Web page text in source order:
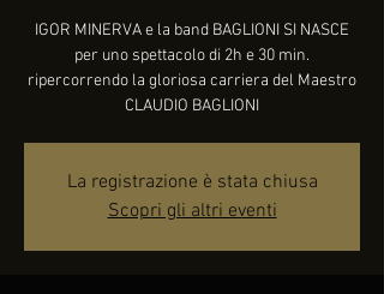
IGOR MINERVA e la band BAGLIONI SI NASCE
per uno spettacolo di 2h e 30 min.
ripercorrendo la gloriosa carriera del Maestro
CLAUDIO BAGLIONI
La registrazione è stata chiusa
Scopri gli altri eventi